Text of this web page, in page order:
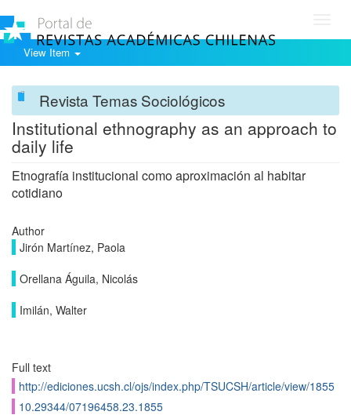
View Item
Revista Temas Sociológicos
Institutional ethnography as an approach to
daily life
Etnografía institucional como aproximación al habitar
cotidiano
Author
Jirón Martínez, Paola
Orellana Águila, Nicolás
Imilán, Walter
Full text
http://ediciones.ucsh.cl/ojs/index.php/TSUCSH/article/view/1855
10.29344/07196458.23.1855